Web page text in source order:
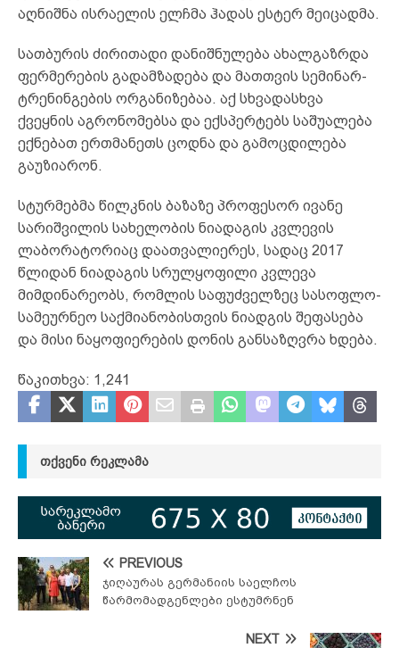
აღნიშნა ისრაელის ელჩმა ჰადას ესტერ მეიცადმა.
სათბურის ძირითადი დანიშნულება ახალგაზრდა
ფერმერების გადამზადება და მათთვის სემინარ-
ტრენინგების ორგანიზებაა. აქ სხვადასხვა
ქვეყნის აგრონომებსა და ექსპერტებს საშუალება
ექნებათ ერთმანეთს ცოდნა და გამოცდილება
გაუზიარონ.
სტურმებმა წილკნის ბაზაზე პროფესორ ივანე
სარიშვილის სახელობის ნიადაგის კვლევის
ლაბორატორიაც დაათვალიერეს, სადაც 2017
წლიდან ნიადაგის სრულყოფილი კვლევა
მიმდინარეობს, რომლის საფუძველზეც სასოფლო-
სამეურნეო საქმიანობისთვის ნიადგის შეფასება
და მისი ნაყოფიერების დონის განსაზღვრა ხდება.
წაკითხვა: 1,241
ᲗᲥᲕᲔᲜᲘ ᲠᲔᲙᲚᲐᲛᲐ
PREVIOUS
ჯიღაურას გერმანიის საელჩოს
წარმომადგენლები ესტუმრნენ
NEXT